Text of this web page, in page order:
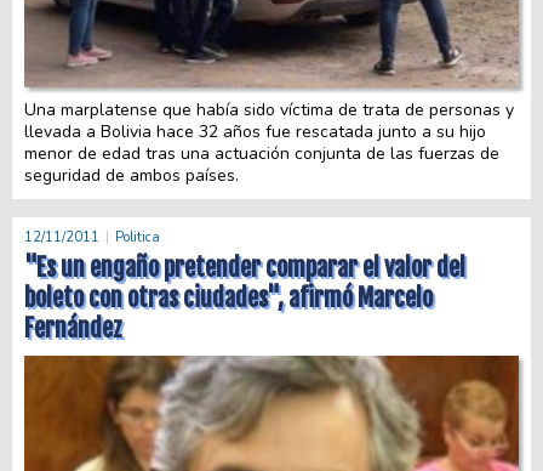
Una marplatense que había sido víctima de trata de personas y
llevada a Bolivia hace 32 años fue rescatada junto a su hijo
menor de edad tras una actuación conjunta de las fuerzas de
seguridad de ambos países.
12/11/2011 Politica
"Es un engaño pretender comparar el valor del
boleto con otras ciudades", afirmó Marcelo
Fernández